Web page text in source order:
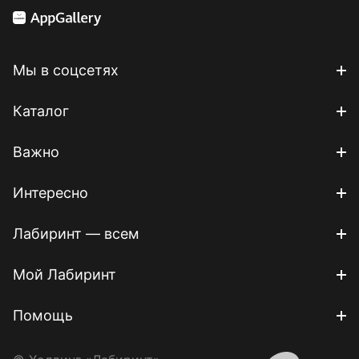
Мы в соцсетях
Каталог
Важно
Интересно
Лабиринт — всем
Мой Лабиринт
Помощь